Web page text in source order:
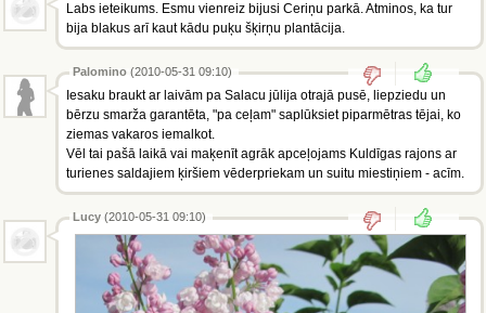
Labs ieteikums. Esmu vienreiz bijusi Ceriņu parkā. Atminos, ka tur
bija blakus arī kaut kādu puķu šķirņu plantācija.
Palomino (2010-05-31 09:10)
Iesaku braukt ar laivām pa Salacu jūlija otrajā pusē, liepziedu un
bērzu smarža garantēta, "pa ceļam" saplūksiet piparmētras tējai, ko
ziemas vakaros iemalkot.
Vēl tai pašā laikā vai maķenīt agrāk apceļojams Kuldīgas rajons ar
turienes saldajiem ķiršiem vēderpriekam un suitu miestiņiem - acīm.
Lucy (2010-05-31 09:10)